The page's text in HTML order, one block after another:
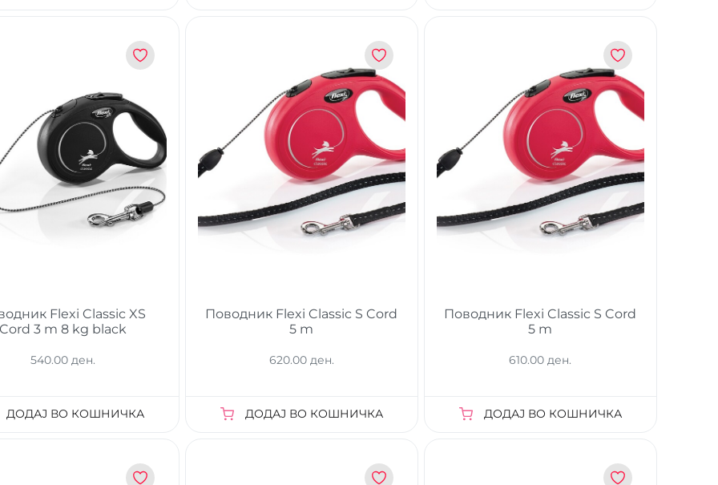
Flexi Classic XS
3 m 8 kg black
540.00 ден.
ДОДАЈ ВО КОШНИЧКА
Поводник Flexi Classic S Cord
5 m
620.00 ден.
ДОДАЈ ВО КОШНИЧКА
Поводник Flexi Classic S Cord
5 m
610.00 ден.
ДОДАЈ ВО КОШНИЧКА